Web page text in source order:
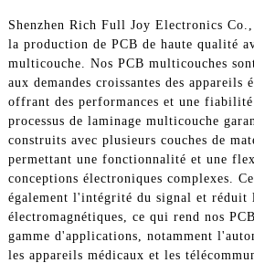
Shenzhen Rich Full Joy Electronics
la production de PCB de haute qualité
multicouche. Nos PCB multicouches
aux demandes croissantes des appareils
offrant des performances et une
processus de laminage multicouche
construits avec plusieurs couches de
permettant une fonctionnalité et une
conceptions électroniques complexes.
également l'intégrité du signal et réduit
électromagnétiques, ce qui rend nos
gamme d'applications, notamment
les appareils médicaux et les